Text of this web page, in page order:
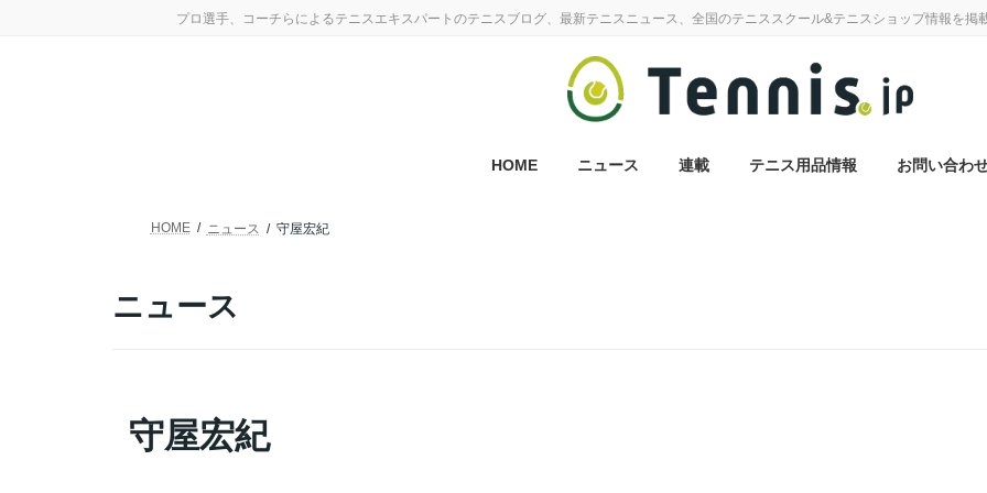
プロ選手、コーチらによるテニスエキスパートのテニスブログ、最新テニスニュース、全国のテニススクール&テニスショップ情報を掲
HOME ニュース 連載 テニス用品情報 お問い合わ
ニュース
HOME ニュース 守屋宏紀
守屋宏紀